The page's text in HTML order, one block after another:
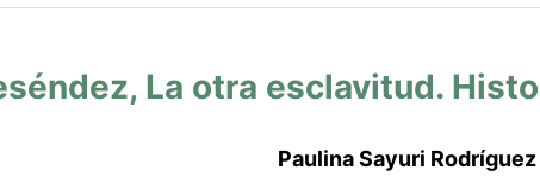
La otra esclavitud.
Paulina Sayuri